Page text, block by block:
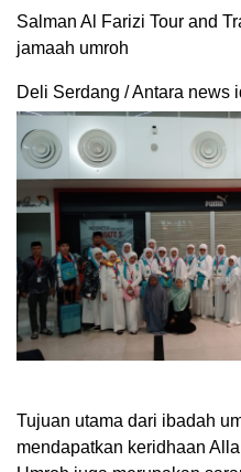
Salman Al Farizi Tour and
jamaah umroh
Deli Serdang / Antara news
Tujuan utama dari ibadah
mendapatkan keridhaan